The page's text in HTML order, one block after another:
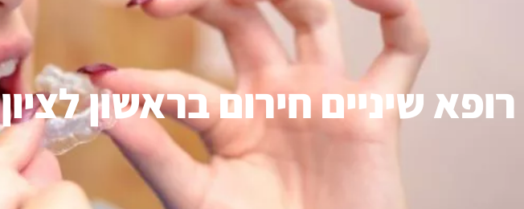
רופא שיניים חירום בראשון לציון